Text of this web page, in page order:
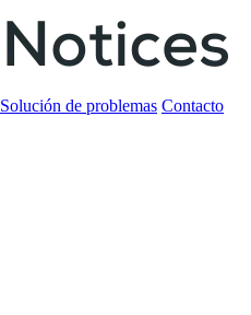
Solución de problemas Contacto